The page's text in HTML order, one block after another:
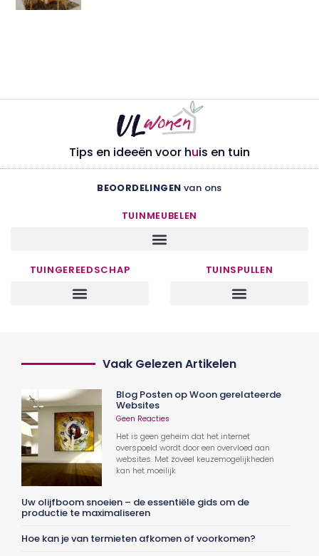
Tips en ideeën voor huis en tuin
BEOORDELINGEN van ons
TUINMEUBELEN
TUINGEREEDSCHAP TUINSPULLEN
Vaak Gelezen Artikelen
Blog Posten op Woon gerelateerde
Websites
Geen Reacties
Het is geen geheim dat het internet
overspoeld wordt door een overvloed aan
websites. Met zoveel keuzemogelijkheden
kan het moeilijk
Uw olijfboom snoeien – de essentiële gids om de
productie te maximaliseren
Hoe kan je van termieten afkomen of voorkomen?